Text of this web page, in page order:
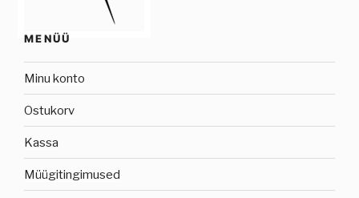
MENÜÜ
Minu konto
Ostukorv
Kassa
Müügitingimused